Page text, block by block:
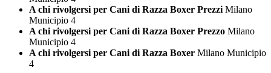
A chi rivolgersi per Cani di Razza Boxer Prezzi Milano
Municipio 4
A chi rivolgersi per Cani di Razza Boxer Prezzo Milano
Municipio 4
A chi rivolgersi per Cani di Razza Boxer Milano Municipio
4